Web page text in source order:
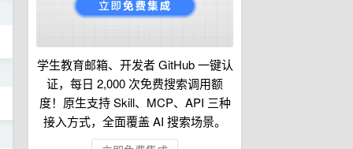
学生教育邮箱、开发者 GitHub 一键认
证，每日 2,000 次免费搜索调用额
度！原生支持 Skill、MCP、API 三种
接入方式，全面覆盖 AI 搜索场景。